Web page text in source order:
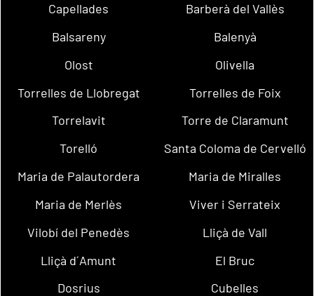
Capellades
Barberà del Vallès
Balsareny
Balenyà
Olost
Olivella
Torrelles de Llobregat
Torrelles de Foix
Torrelavit
Torre de Claramunt
Torelló
Santa Coloma de Cervelló
Maria de Palautordera
Maria de Miralles
Maria de Merlès
Viver i Serrateix
Vilobí del Penedès
Lliçà de Vall
Lliçà d´Amunt
El Bruc
Dosrius
Cubelles